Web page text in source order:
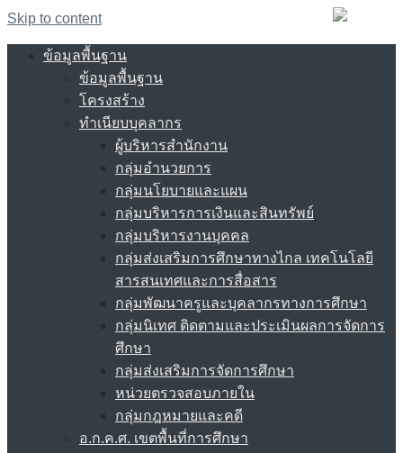
Skip to content
ข้อมูลพื้นฐาน
ข้อมูลพื้นฐาน
โครงสร้าง
ทำเนียบบุคลากร
ผู้บริหารสำนักงาน
กลุ่มอำนวยการ
กลุ่มนโยบายและแผน
กลุ่มบริหารการเงินและสินทรัพย์
กลุ่มบริหารงานบุคคล
กลุ่มส่งเสริมการศึกษาทางไกล เทคโนโลยี
สารสนเทศและการสื่อสาร
กลุ่มพัฒนาครูและบุคลากรทางการศึกษา
กลุ่มนิเทศ ติดตามและประเมินผลการจัดการ
ศึกษา
กลุ่มส่งเสริมการจัดการศึกษา
หน่วยตรวจสอบภายใน
กลุ่มกฎหมายและคดี
อ.ก.ค.ศ. เขตพื้นที่การศึกษา